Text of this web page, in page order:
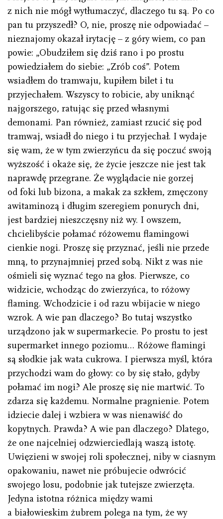
z nich nie mógł wytłumaczyć, dlaczego tu są. Po co
pan tu przyszedł? O, nie, proszę nie odpowiadać –
nieznajomy okazał irytację – z góry wiem, co pan
powie: „Obudziłem się dziś rano i po prostu
powiedziałem do siebie: „Zrób coś”. Potem
wsiadłem do tramwaju, kupiłem bilet i tu
przyjechałem. Wszyscy to robicie, aby uniknąć
najgorszego, ratując się przed własnymi
demonami. Pan również, zamiast rzucić się pod
tramwaj, wsiadł do niego i tu przyjechał. I wydaje
się wam, że w tym zwierzyńcu da się poczuć swoją
wyższość i okaże się, że życie jeszcze nie jest tak
naprawdę przegrane. Że wyglądacie nie gorzej
od foki lub bizona, a makak za szkłem, zmęczony
awitaminozą i długim szeregiem ponurych dni,
jest bardziej nieszczęsny niż wy. I owszem,
chcielibyście połamać różowemu flamingowi
cienkie nogi. Proszę się przyznać, jeśli nie przede
mną, to przynajmniej przed sobą. Nikt z was nie
ośmieli się wyznać tego na głos. Pierwsze, co
widzicie, wchodząc do zwierzyńca, to różowy
flaming. Wchodzicie i od razu wbijacie w niego
wzrok. A wie pan dlaczego? Bo tutaj wszystko
urządzono jak w supermarkecie. Po prostu to jest
supermarket innego poziomu… Różowe flamingi
są słodkie jak wata cukrowa. I pierwsza myśl, która
przychodzi wam do głowy: co by się stało, gdyby
połamać im nogi? Ale proszę się nie martwić. To
zdarza się każdemu. Normalne pragnienie. Potem
idziecie dalej i wzbiera w was nienawiść do
kopytnych. Prawda? A wie pan dlaczego? Dlatego,
że one najcelniej odzwierciedlają waszą istotę.
Uwięzieni w swojej roli społecznej, niby w ciasnym
opakowaniu, nawet nie próbujecie odwrócić
swojego losu, podobnie jak tutejsze zwierzęta.
Jedyna istotna różnica między wami
a białowieskim żubrem polega na tym, że wy